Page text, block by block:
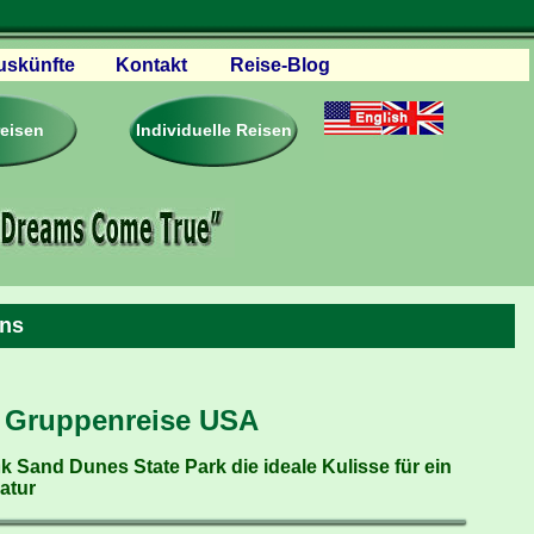
– Reviews
Firmen & Links
Kontakt Reise-Blog
Individuelle Reisen
USA
Sand Dunes State Park die ideale Kulisse für ein